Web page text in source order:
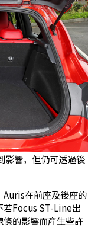
影響，但仍可透過後
在前座及後座的
若Focus ST-Line出
的影響而產生些許